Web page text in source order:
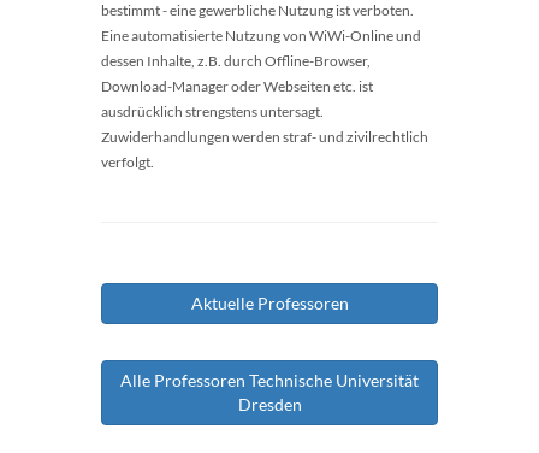
bestimmt - eine gewerbliche Nutzung ist verboten.
Eine automatisierte Nutzung von WiWi-Online und
dessen Inhalte, z.B. durch Offline-Browser,
Download-Manager oder Webseiten etc. ist
ausdrücklich strengstens untersagt.
Zuwiderhandlungen werden straf- und zivilrechtlich
verfolgt.
Aktuelle Professoren
Alle Professoren Technische Universität
Dresden